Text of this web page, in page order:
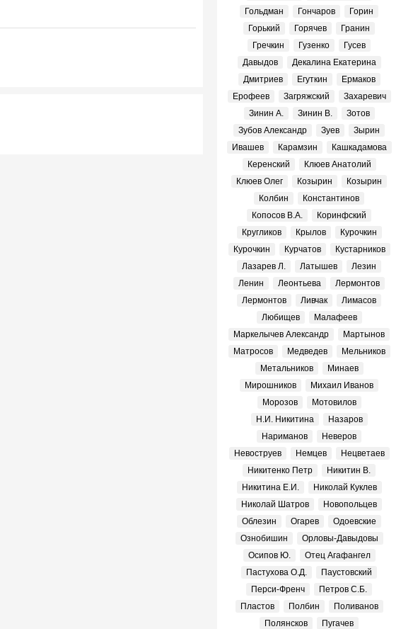
Гольдман
Гончаров
Горин
Горький
Горячев
Гранин
Гречкин
Гузенко
Гусев
Давыдов
Декалина Екатерина
Дмитриев
Егуткин
Ермаков
Ерофеев
Загряжский
Захаревич
Зинин А.
Зинин В.
Зотов
Зубов Александр
Зуев
Зырин
Ивашев
Карамзин
Кашкадамова
Керенский
Клюев Анатолий
Клюев Олег
Козырин
Козырин
Колбин
Константинов
Копосов В.А.
Коринфский
Кругликов
Крылов
Курочкин
Курочкин
Курчатов
Кустарников
Лазарев Л.
Латышев
Лезин
Ленин
Леонтьева
Лермонтов
Лермонтов
Ливчак
Лимасов
Любищев
Малафеев
Маркелычев Александр
Мартынов
Матросов
Медведев
Мельников
Метальников
Минаев
Мирошников
Михаил Иванов
Морозов
Мотовилов
Н.И. Никитина
Назаров
Нариманов
Неверов
Невоструев
Немцев
Нецветаев
Никитенко Петр
Никитин В.
Никитина Е.И.
Николай Куклев
Николай Шатров
Новопольцев
Облезин
Огарев
Одоевские
Ознобишин
Орловы-Давыдовы
Осипов Ю.
Отец Агафангел
Пастухова О.Д.
Паустовский
Перси-Френч
Петров С.Б.
Пластов
Полбин
Поливанов
Полянсков
Пугачев